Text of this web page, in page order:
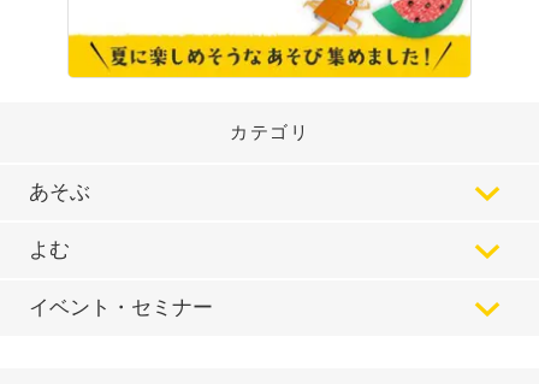
カテゴリ
あそぶ
よむ
イベント・セミナー